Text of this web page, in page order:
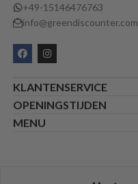
+49-15146476763
info@greendiscounter.com
KLANTENSERVICE
OPENINGSTIJDEN
MENU